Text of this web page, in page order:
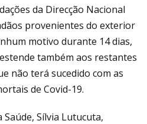
da Direcção Nacional
provenientes do exterior
motivo durante 14 dias,
também aos restantes
não terá sucedido com as
de Covid-19.
Sílvia Lutucuta,